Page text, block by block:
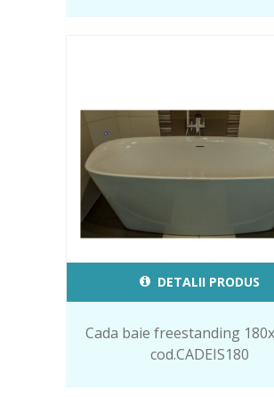
DETALII PRODUS
Cada baie freestanding
cod.CADEIS180